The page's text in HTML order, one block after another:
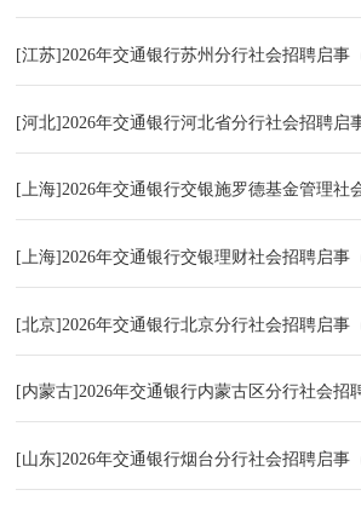
[江苏]2026年交通银行苏州分行社会招聘启事
[河北]2026年交通银行河北省分行社会招聘启
[上海]2026年交通银行交银施罗德基金管理社
[上海]2026年交通银行交银理财社会招聘启事
[北京]2026年交通银行北京分行社会招聘启事
[内蒙古]2026年交通银行内蒙古区分行社会招
[山东]2026年交通银行烟台分行社会招聘启事